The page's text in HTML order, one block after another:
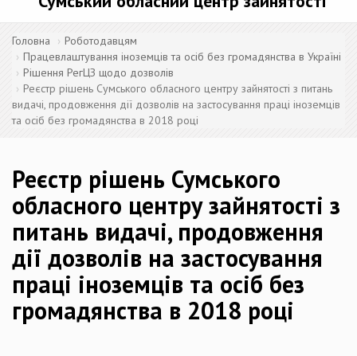
Головна
Роботодавцям
Працевлаштування іноземців та осіб без громадянства в Україні
Рішення РегЦЗ щодо дозволів
Реєстр рішень Сумського обласного центру зайнятості з питань
видачі, продовження дії дозволів на застосування праці іноземців
та осіб без громадянства в 2018 році
Реєстр рішень Сумського
обласного центру зайнятості з
питань видачі, продовження
дії дозволів на застосування
праці іноземців та осіб без
громадянства в 2018 році